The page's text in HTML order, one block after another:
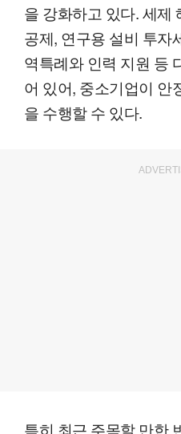
을 강화하고 있다. 세제
공제, 연구용 설비 투자
역특례와 인력 지원 등
어 있어, 중소기업이 안
을 수행할 수 있다.
특히 최근 주목할 만한